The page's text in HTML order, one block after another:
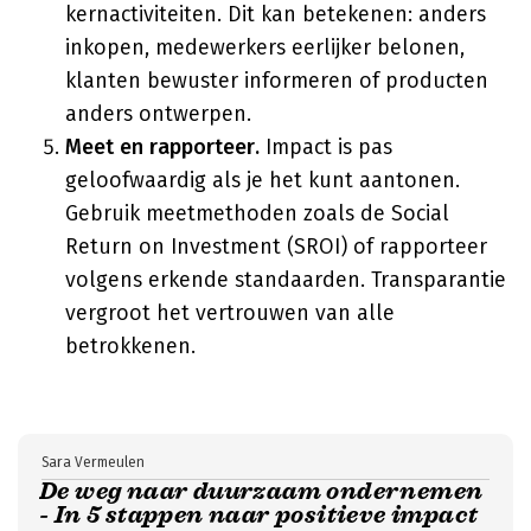
kernactiviteiten. Dit kan betekenen: anders
inkopen, medewerkers eerlijker belonen,
klanten bewuster informeren of producten
anders ontwerpen.
Meet en rapporteer. Impact is pas
geloofwaardig als je het kunt aantonen.
Gebruik meetmethoden zoals de Social
Return on Investment (SROI) of rapporteer
volgens erkende standaarden. Transparantie
vergroot het vertrouwen van alle
betrokkenen.
De weg naar duurzaam ondernemen
- In 5 stappen naar positieve impact
Sara Vermeulen